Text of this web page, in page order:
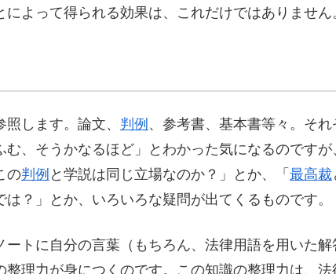
よって得られる効果は、これだけではありません
します。論文、 判例 、参考書、基本書等々。それ
、そうかなるほど」とわかった気になるのですが
の判例 と学説は同じ立場なのか？」とか、「 最高裁
？」とか、いろいろな疑問が出てくるものです。
トに自分の言葉（もちろん、法律用語を用いた解
理力が身につくのです。この知識の整理力は、法